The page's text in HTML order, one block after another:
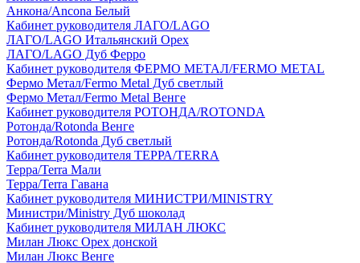
Анкона/Ancona Белый
Кабинет руководителя ЛАГО/LAGO
ЛАГО/LAGO Итальянский Орех
ЛАГО/LAGO Дуб Ферро
Кабинет руководителя ФЕРМО МЕТАЛ/FERMO METAL
Фермо Метал/Fermo Metal Дуб светлый
Фермо Метал/Fermo Metal Венге
Кабинет руководителя РОТОНДА/ROTONDA
Ротонда/Rotonda Венге
Ротонда/Rotonda Дуб светлый
Кабинет руководителя ТЕРРА/TERRA
Терра/Terra Мали
Терра/Terra Гавана
Кабинет руководителя МИНИСТРИ/MINISTRY
Министри/Ministry Дуб шоколад
Кабинет руководителя МИЛАН ЛЮКС
Милан Люкс Орех донской
Милан Люкс Венге